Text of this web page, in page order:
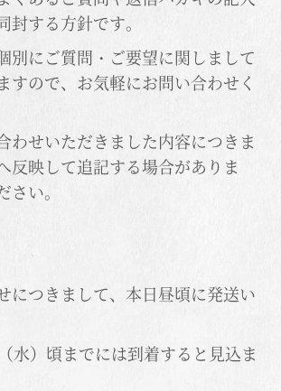
封する方針です。
別にご質問・ご要望に関しまして
すので、お気軽にお問い合わせく
わせいただきました内容につきま
反映して追記する場合がありま
い。
につきまして、本日昼頃に発送い
水）頃までには到着すると見込ま